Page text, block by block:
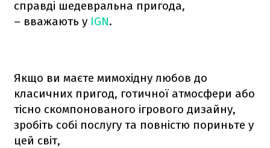
справді шедевральна пригода,
– вважають у IGN.
Якщо ви маєте мимохідну любов до
класичних пригод, готичної атмосфери або
тісно скомпонованого ігрового дизайну,
зробіть собі послугу та повністю пориньте у
цей світ,